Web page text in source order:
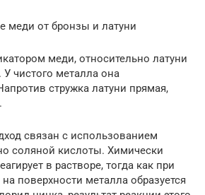
меди от бронзы и латуни
меди, относительно латуни
У чистого металла она
стружка латуни прямая,
связан с использованием
соляной кислоты. Химически
в растворе, тогда как при
поверхности металла образуется